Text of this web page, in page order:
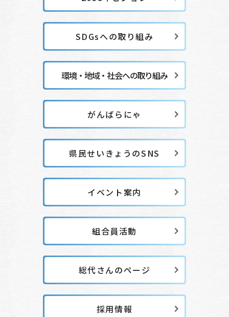
SDGsへの取り組み
環境・地域・社会への取り組み
がんばらにゃ
県民せいきょうのSNS
イベント案内
組合員活動
総代さんのページ
採用情報